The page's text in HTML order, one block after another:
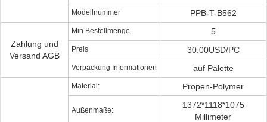
Modellnummer PPB-T-B562
Zahlung und
Versand AGB
Min Bestellmenge 5
Preis 30.00USD/PC
Verpackung Informationen auf Palette
Material: Propen-Polymer
Außenmaße:
1372*1118*1075
Millimeter